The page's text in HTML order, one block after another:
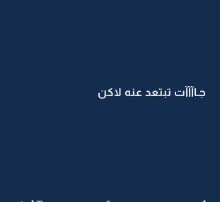
جـاآآآت تبتعد عنه لاكن